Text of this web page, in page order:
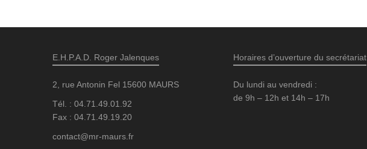
E.H.P.A.D. Roger Jalenques
2, rue Antonin Fel 15600 MAURS
Tél. : 04.71.49.01.92
Fax : 04.71.49.19.20
contact@mr-maurs.fr
Horaires d’ouverture du secrétariat
Du lundi au vendredi :
de 9h – 12h et 14h – 17h